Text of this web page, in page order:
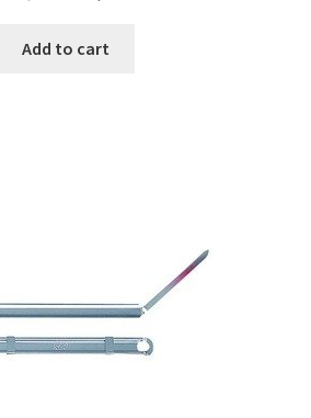
Add to cart